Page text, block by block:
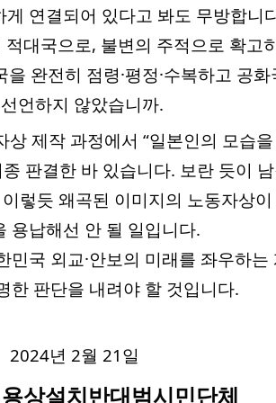
연결되어 있다고 봐도 무방합니
대국으로, 불변의 주적으로 확고
완전히 점령·평정·수복하고 공
언하지 않았습니까.
제작 과정에서 “일본인의 모습
판결한 바 있습니다. 보란 듯이
렇듯 왜곡된 이미지의 노동자상이
용납해선 안 될 일입니다.
국 외교·안보의 미래를 좌우하
한 판단을 내려야 할 것입니다.
2024년 2월 21일
상설치반대범시민단체